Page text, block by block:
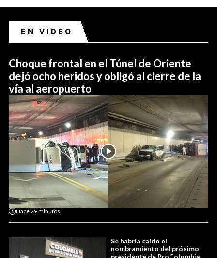
EN VIDEO
Choque frontal en el Túnel de Oriente
dejó ocho heridos y obligó al cierre de la
vía al aeropuerto
Hace29 minutos
Se habría caído el
nombramiento del próximo